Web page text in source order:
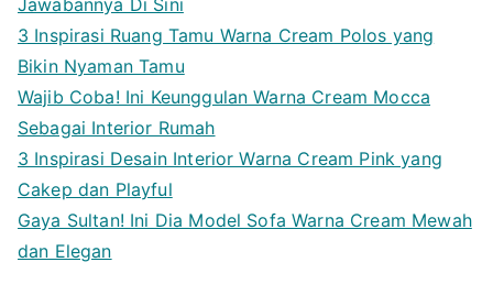
Jawabannya Di Sini
3 Inspirasi Ruang Tamu Warna Cream Polos yang
Bikin Nyaman Tamu
Wajib Coba! Ini Keunggulan Warna Cream Mocca
Sebagai Interior Rumah
3 Inspirasi Desain Interior Warna Cream Pink yang
Cakep dan Playful
Gaya Sultan! Ini Dia Model Sofa Warna Cream Mewah
dan Elegan